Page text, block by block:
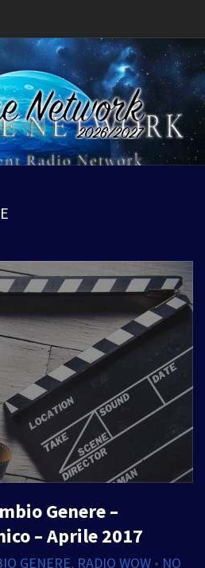
Genere –
– Aprile 2017
GENERE, RADIO WOW • NO